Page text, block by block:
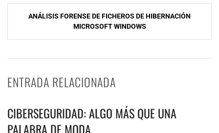
entradas
ANÁLISIS FORENSE DE FICHEROS DE HIBERNACIÓN
MICROSOFT WINDOWS
ENTRADA RELACIONADA
CIBERSEGURIDAD: ALGO MÁS QUE UNA
PALABRA DE MODA